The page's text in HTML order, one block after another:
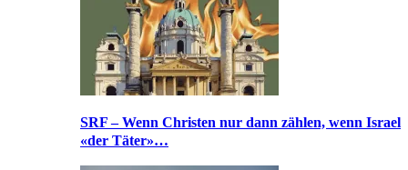
SRF – Wenn Christen nur dann zählen, wenn Israel
«der Täter»…